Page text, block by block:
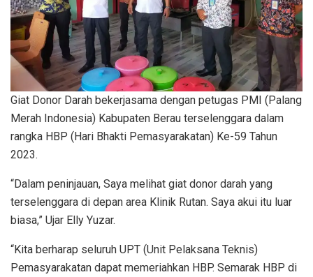
Giat Donor Darah bekerjasama dengan petugas PMI (Palang
Merah Indonesia) Kabupaten Berau terselenggara dalam
rangka HBP (Hari Bhakti Pemasyarakatan) Ke-59 Tahun
2023.
“Dalam peninjauan, Saya melihat giat donor darah yang
terselenggara di depan area Klinik Rutan. Saya akui itu luar
biasa,” Ujar Elly Yuzar.
“Kita berharap seluruh UPT (Unit Pelaksana Teknis)
Pemasyarakatan dapat memeriahkan HBP. Semarak HBP di